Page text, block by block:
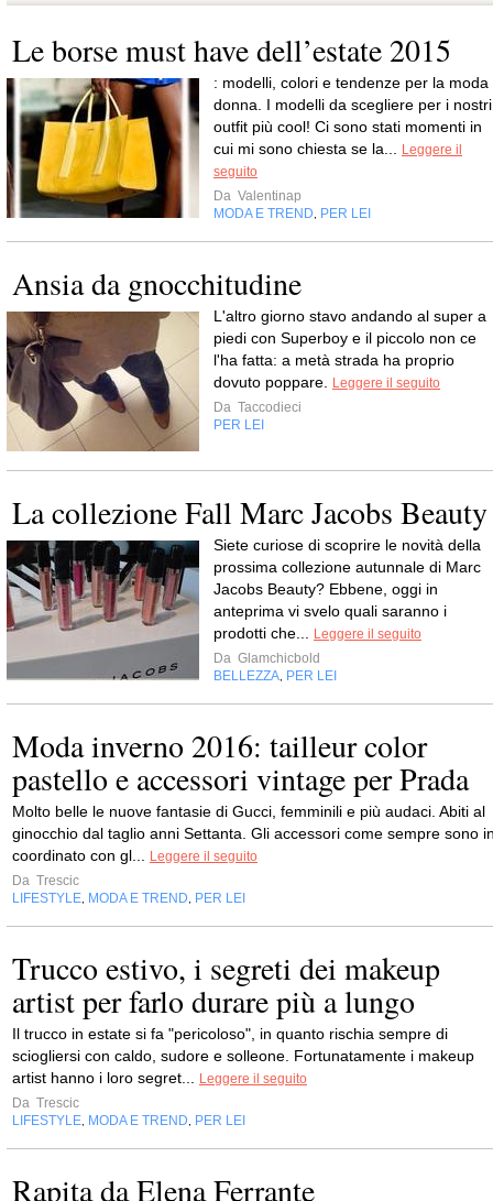
Le borse must have dell’estate 2015
: modelli, colori e tendenze per la moda
donna. I modelli da scegliere per i nostri
outfit più cool! Ci sono stati momenti in
cui mi sono chiesta se la... Leggere il
seguito
Da Valentinap
MODA E TREND, PER LEI
Ansia da gnocchitudine
L'altro giorno stavo andando al super a
piedi con Superboy e il piccolo non ce
l'ha fatta: a metà strada ha proprio
dovuto poppare. Leggere il seguito
Da Taccodieci
PER LEI
La collezione Fall Marc Jacobs Beauty
Siete curiose di scoprire le novità della
prossima collezione autunnale di Marc
Jacobs Beauty? Ebbene, oggi in
anteprima vi svelo quali saranno i
prodotti che... Leggere il seguito
Da Glamchicbold
BELLEZZA, PER LEI
Moda inverno 2016: tailleur color
pastello e accessori vintage per Prada
Molto belle le nuove fantasie di Gucci, femminili e più audaci. Abiti al
ginocchio dal taglio anni Settanta. Gli accessori come sempre sono
coordinato con gl... Leggere il seguito
Da Trescic
LIFESTYLE, MODA E TREND, PER LEI
Trucco estivo, i segreti dei makeup
artist per farlo durare più a lungo
Il trucco in estate si fa "pericoloso", in quanto rischia sempre di
sciogliersi con caldo, sudore e solleone. Fortunatamente i makeup
artist hanno i loro segret... Leggere il seguito
Da Trescic
LIFESTYLE, MODA E TREND, PER LEI
Rapita da Elena Ferrante